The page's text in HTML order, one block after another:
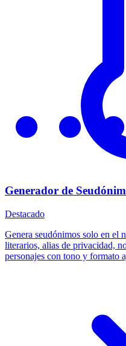
Generador de
Destacado
Genera seudónimos solo en el
literarios, alias de privacidad,
personajes con tono y formato